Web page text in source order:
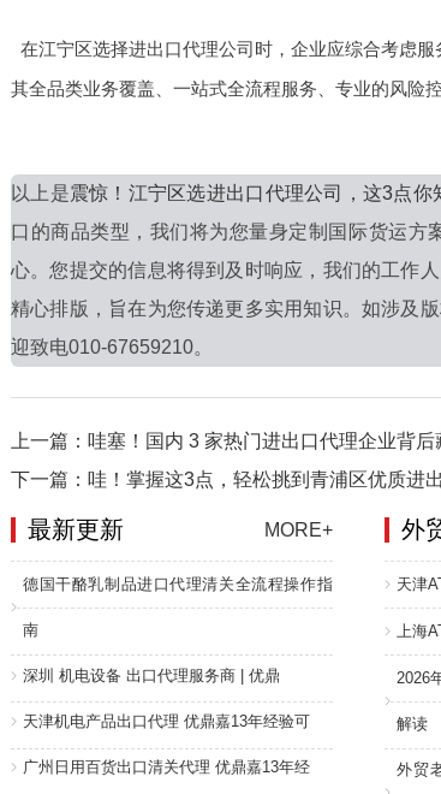
在江宁区选择进出口代理公司时，企业应综合考虑
其全品类业务覆盖、一站式全流程服务、专业的风险
以上是震惊！江宁区选进出口代理公司，这3点你
口的商品类型，我们将为您量身定制国际货运
心。您提交的信息将得到及时响应，我们的工作
精心排版，旨在为您传递更多实用知识。如涉及
迎致电010-67659210。
上一篇：哇塞！国内 3 家热门进出口代理企业背后
下一篇：哇！掌握这3点，轻松挑到青浦区优质进
最新更新 MORE+
德国干酪乳制品进口代理清关全流程操作指
南
深圳 机电设备 出口代理服务商 | 优鼎
天津机电产品出口代理 优鼎嘉13年经验可
广州日用百货出口清关代理 优鼎嘉13年经
外
天津
上海
2026
解读
外贸